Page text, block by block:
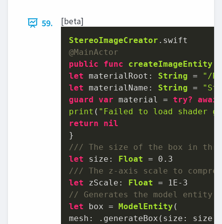
59. [beta]
StereoImageCreator
@MainActor
public
func createImageEntity
let materialRoot: String =
"/
let materialName: String =
guard
var material = try? await
print ( "Failed to load shader
return
nil
/// The size of the box in
let size: Float =
0.3
/// The z-axis scale to
let zScale: Float =
1E-3
// Generates the model entity
let box = ModelEntity (
mesh: .generateBox(size: size),